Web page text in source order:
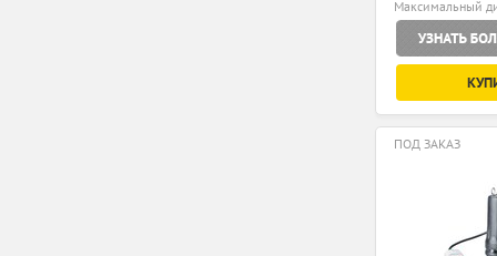
Максимальный
ПОД ЗАКАЗ